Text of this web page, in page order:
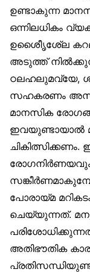
ഉണ്ടാകുന്ന
ഒന്നിലധികം
ഉശീൈൃശേ്‌ല
അടുത്ത്
ഠലഹലുമവ്യേ,
സഹകരണം
മാനസിക
ഇവയുണ്ടായാൽ
രോഗനിർണയവും
പോരായ്മ
ചെയ്യുന്നത്.
അതിഭൗതിക